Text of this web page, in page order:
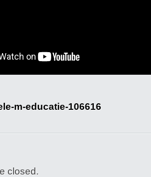
m-educatie-106616
closed.